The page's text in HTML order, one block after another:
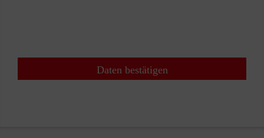
Daten bestätigen